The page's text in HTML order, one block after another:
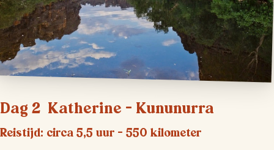
Dag 2 Katherine – Kununurra
Reistijd: circa 5,5 uur – 550 kilometer